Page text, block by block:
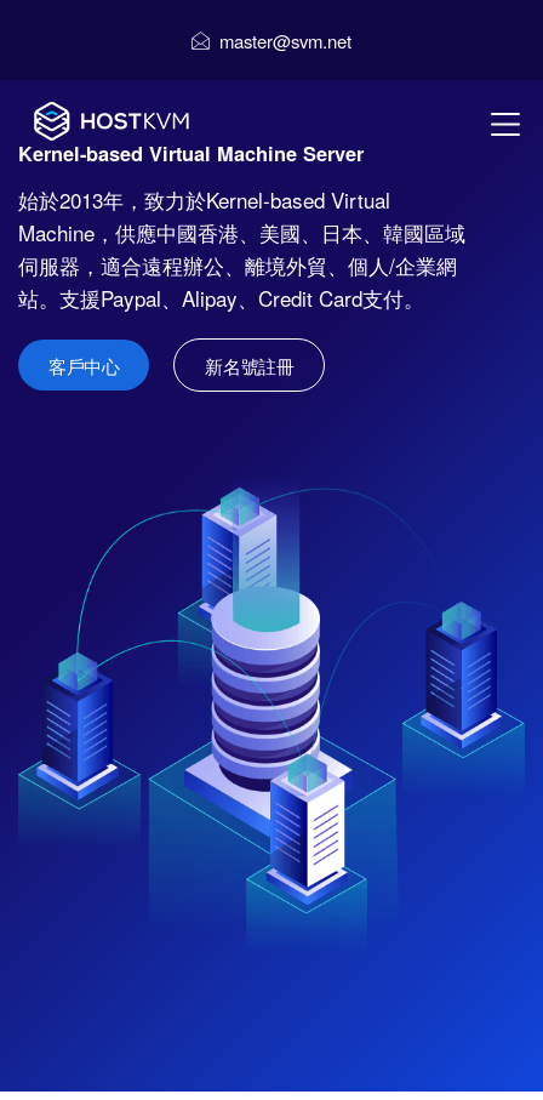
master@svm.net
Kernel-based Virtual Machine Server
始於2013年，致力於Kernel-based Virtual
Machine，供應中國香港、美國、日本、韓國區域
伺服器，適合遠程辦公、離境外貿、個人/企業網
站。支援Paypal、Alipay、Credit Card支付。
客戶中心 新名號註冊